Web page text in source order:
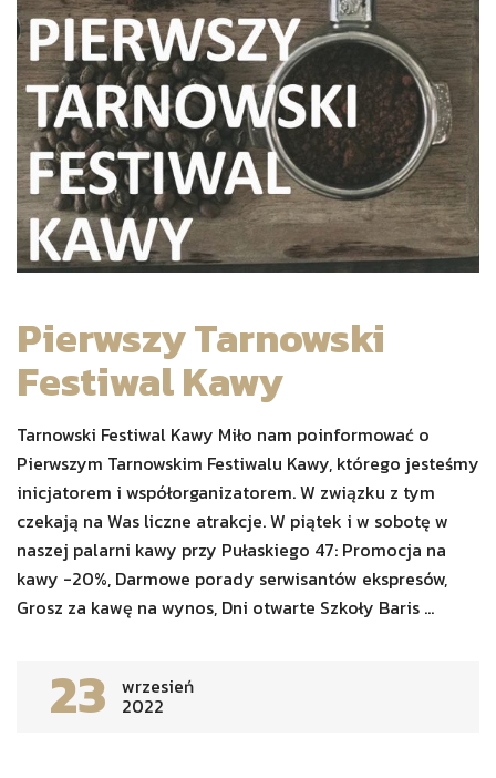
Pierwszy Tarnowski
Festiwal Kawy
Tarnowski Festiwal Kawy Miło nam poinformować o
Pierwszym Tarnowskim Festiwalu Kawy, którego jesteśmy
inicjatorem i współorganizatorem. W związku z tym
czekają na Was liczne atrakcje. W piątek i w sobotę w
naszej palarni kawy przy Pułaskiego 47: Promocja na
kawy -20%, Darmowe porady serwisantów ekspresów,
Grosz za kawę na wynos, Dni otwarte Szkoły Baris ...
23 wrzesień
2022